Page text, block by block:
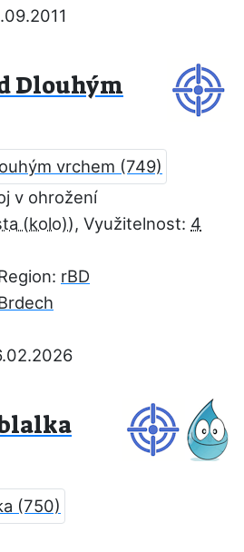
Dlouhým
v ohrožení
, Využitelnost: 4
rBD